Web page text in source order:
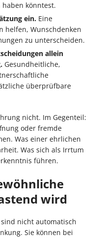
könntest.
ein. Eine
helfen, Wunschdenken
zu unterscheiden.
allein
Gesundheitliche,
überprüfbare
nicht. Im Gegenteil:
oder fremde
Was einer ehrlichen
Was sich als Irrtum
führen.
wird
nicht automatisch
Sie können bei